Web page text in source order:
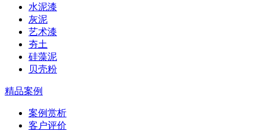
水泥漆
灰泥
艺术漆
夯土
硅藻泥
贝壳粉
精品案例
案例赏析
客户评价